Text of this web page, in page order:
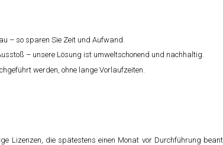
– so sparen Sie Zeit und Aufwand.
– unsere Lösung ist umweltschonend und nachhaltig.
werden, ohne lange Vorlaufzeiten.
Lizenzen, die spätestens einen Monat vor Durchführung